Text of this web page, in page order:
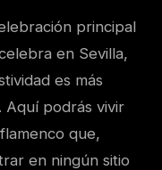
principal
en Sevilla,
es más
Aquí podrás vivir
que,
en ningún sitio